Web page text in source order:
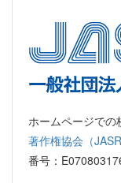
ホームページでの
著作権協会（
番号：